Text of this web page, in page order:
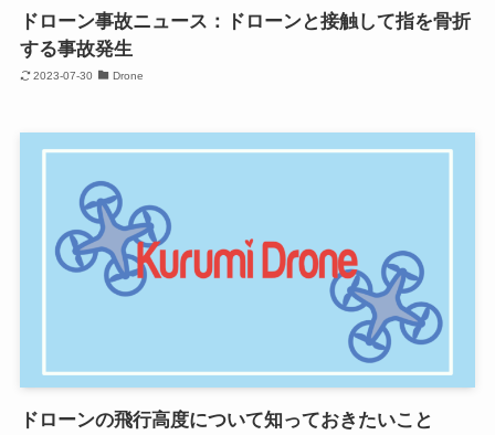
ドローン事故ニュース：ドローンと接触して指を骨折
する事故発生
2023-07-30 Drone
ドローンの飛行高度について知っておきたいこと